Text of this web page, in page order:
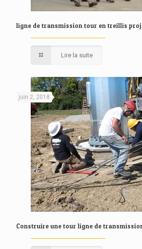
ligne de transmission tour en treillis
Lire la suite
juin 2, 2018
Construire une tour ligne de